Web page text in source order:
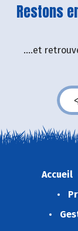
Restons
....et
Accueil